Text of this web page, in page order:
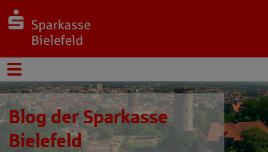
Blog der Sparkasse
Bielefeld